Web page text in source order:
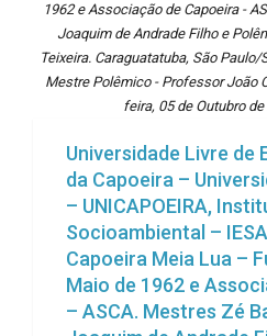
1962 e Associação de Capoeira -
Joaquim de Andrade Filho e
Teixeira. Caraguatatuba, São Paulo/
Mestre Polêmico - Professor João
feira, 05 de Outubro
Universidade Livre de
da Capoeira –
– UNICAPOEIRA,
Socioambiental –
Capoeira Meia Lua –
Maio de 1962 e
– ASCA. Mestres Zé